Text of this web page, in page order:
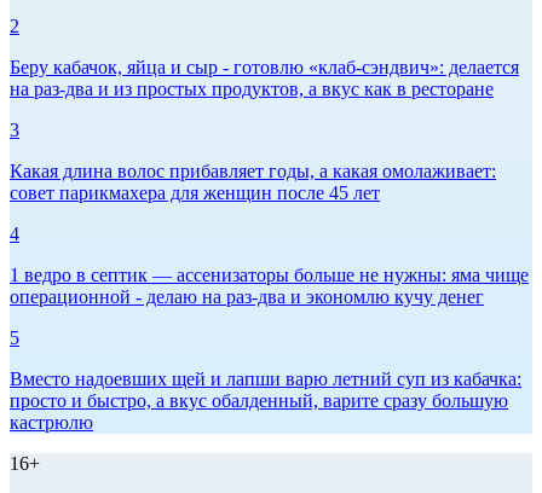
2
Беру кабачок, яйца и сыр - готовлю «клаб-сэндвич»: делается
на раз-два и из простых продуктов, а вкус как в ресторане
3
Какая длина волос прибавляет годы, а какая омолаживает:
совет парикмахера для женщин после 45 лет
4
1 ведро в септик — ассенизаторы больше не нужны: яма чище
операционной - делаю на раз-два и экономлю кучу денег
5
Вместо надоевших щей и лапши варю летний суп из кабачка:
просто и быстро, а вкус обалденный, варите сразу большую
кастрюлю
16+